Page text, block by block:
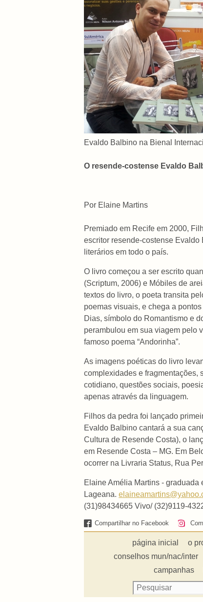
Evaldo Balbino na Bienal
O resende-costense Evaldo
Por Elaine Martins
Premiado em Recife em 2000,
escritor resende-costense
literários em todo o país.
O livro começou a ser escrito
(Scriptum, 2006) e Móbiles de
textos do livro, o poeta transita
poemas visuais, e chega a
Dias, símbolo do Romantismo e
perambulou em sua viagem pelo
famoso poema “Andorinha”.
As imagens poéticas do livro
complexidades e fragmentações,
cotidiano, questões sociais,
apenas através da linguagem.
Filhos da pedra foi lançado
Evaldo Balbino cantará a sua
Cultura de Resende Costa), o
em Resende Costa – MG. Em
ocorrer na Livraria Status, Rua
Elaine Amélia Martins -
Lageana.
(31)98434665 Vivo/ (32)9119-
Compartilhar no Facebook
página inicial o
conselhos mun/nac/inter
campanhas